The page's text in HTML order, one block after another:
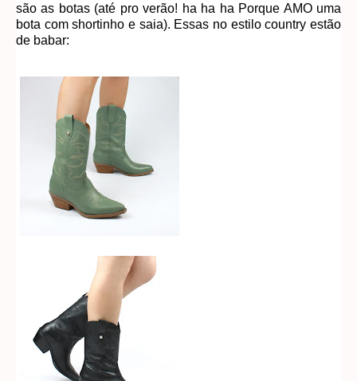
são as botas (até pro verão! ha ha ha Porque AMO uma
bota com shortinho e saia). Essas no estilo country estão
de babar: